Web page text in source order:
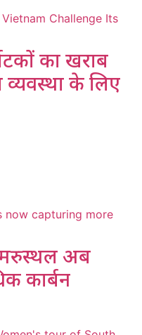
का खराब
व्यवस्था के लिए
मरुस्थल अब
कार्बन